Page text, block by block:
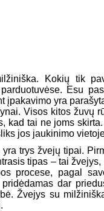
Kokių tik
Esu
įpakavimo yra
Visos kitos žuvų
kad tai ne joms
jos jaukinimo
trys žvejų tipai.
tipas – tai
procese, pagal
dar
Žvejys su